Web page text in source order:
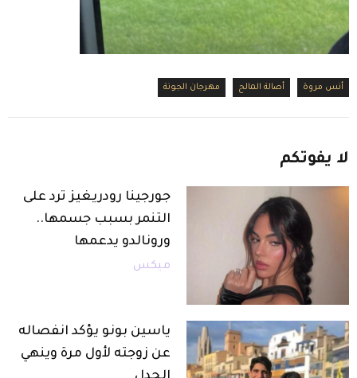
أنس مروة أصالة المالح مهرجان الجونة
لا يفوتكم
جورجينا رودريغيز ترد على
التنمر بسبب جسمها..
ورونالدو يدعمها
ميكس
ياسين بونو يؤكد انفصاله
عن زوجته لأول مرة وينهي